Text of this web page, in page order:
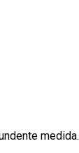
medida.